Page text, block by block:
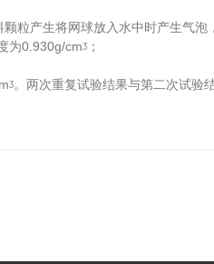
产生将网球放入水中时产生气泡
0.930g/cmᶾ；
两次重复试验结果与第二次试验